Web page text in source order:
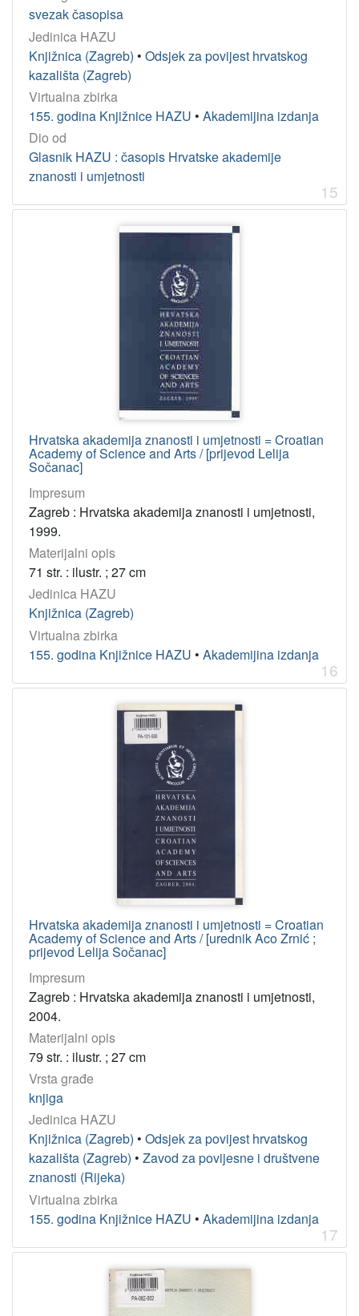
svezak časopisa
Jedinica HAZU
Knjižnica (Zagreb) • Odsjek za povijest hrvatskog
kazališta (Zagreb)
Virtualna zbirka
155. godina Knjižnice HAZU • Akademijina izdanja
Dio od
Glasnik HAZU : časopis Hrvatske akademije
znanosti i umjetnosti
15
Hrvatska akademija znanosti i umjetnosti = Croatian
Academy of Science and Arts / [prijevod Lelija
Sočanac]
Impresum
Zagreb : Hrvatska akademija znanosti i umjetnosti,
1999.
Materijalni opis
71 str. : ilustr. ; 27 cm
Jedinica HAZU
Knjižnica (Zagreb)
Virtualna zbirka
155. godina Knjižnice HAZU • Akademijina izdanja
16
Hrvatska akademija znanosti i umjetnosti = Croatian
Academy of Science and Arts / [urednik Aco Zrnić ;
prijevod Lelija Sočanac]
Impresum
Zagreb : Hrvatska akademija znanosti i umjetnosti,
2004.
Materijalni opis
79 str. : ilustr. ; 27 cm
Vrsta građe
knjiga
Jedinica HAZU
Knjižnica (Zagreb) • Odsjek za povijest hrvatskog
kazališta (Zagreb) • Zavod za povijesne i društvene
znanosti (Rijeka)
Virtualna zbirka
155. godina Knjižnice HAZU • Akademijina izdanja
17